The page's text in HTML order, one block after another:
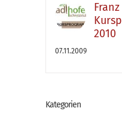
Franz
2010
07.11.2009
Kategorien